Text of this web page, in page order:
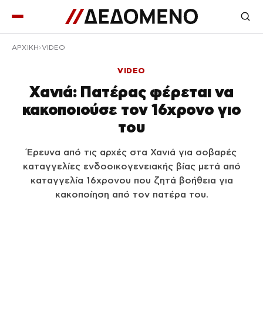
ΑΡΧΙΚΉ VIDEO
VIDEO
Χανιά: Πατέρας φέρεται να
κακοποιούσε τον 16χρονο γιο
του
Έρευνα από τις αρχές στα Χανιά για σοβαρές
καταγγελίες ενδοοικογενειακής βίας μετά από
καταγγελία 16χρονου που ζητά βοήθεια για
κακοποίηση από τον πατέρα του.